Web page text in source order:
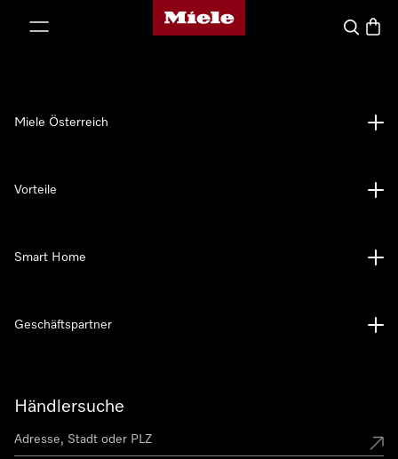
Miele-Homepage
Suche
Händlersuche
Miele Österreich
Vorteile
Smart Home
Geschäftspartner